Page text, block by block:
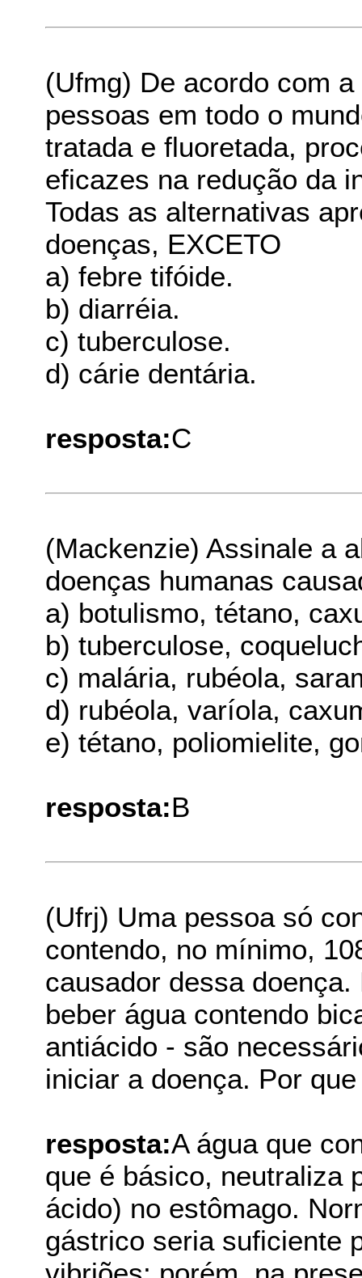
(Ufmg) De acordo com
pessoas em todo o
tratada e fluoretada,
eficazes na redução da
Todas as alternativas
doenças, EXCETO
a) febre tifóide.
b) diarréia.
c) tuberculose.
d) cárie dentária.
resposta:C
(Mackenzie) Assinale a
doenças humanas
a) botulismo, tétano,
b) tuberculose,
c) malária, rubéola,
d) rubéola, varíola,
e) tétano, poliomielite,
resposta:B
(Ufrj) Uma pessoa só
contendo, no mínimo,
causador dessa
beber água contendo
antiácido - são
iniciar a doença. Por
resposta:A água que
que é básico, neutraliza
ácido) no estômago.
gástrico seria suficiente